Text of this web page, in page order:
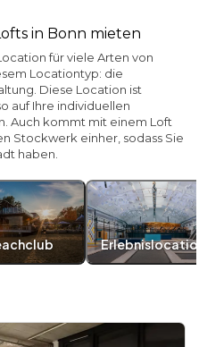
in Bonn mieten
für viele Arten von
Locationtyp: die
Diese Location ist
auf Ihre individuellen
Auch kommt mit einem Loft
Stockwerk einher, sodass Sie
haben.
Erlebnislocation